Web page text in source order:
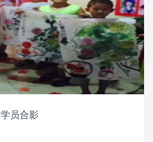
学员合影